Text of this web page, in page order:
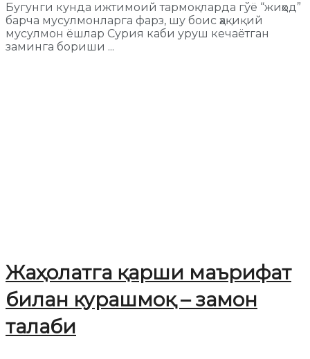
Бугунги кунда ижтимоий тармоқларда гўё “жиҳод”
барча мусулмонларга фарз, шу боис ҳақиқий
мусулмон ёшлар Сурия каби уруш кечаётган
заминга бориши ...
Жаҳолатга қарши маърифат
билан курашмоқ – замон
талаби